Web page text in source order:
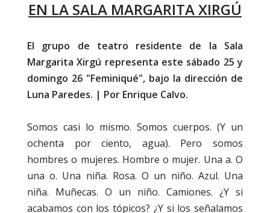
EN LA SALA MARGARITA XIRGÚ
El grupo de teatro residente de la Sala
Margarita Xirgú representa este sábado 25 y
domingo 26 "Feminiqué", bajo la dirección de
Luna Paredes. | Por Enrique Calvo.
Somos casi lo mismo. Somos cuerpos. (Y un
ochenta por ciento, agua). Pero somos
hombres o mujeres. Hombre o mujer. Una a. O
una o. Una niña. Rosa. O un niño. Azul. Una
niña. Muñecas. O un niño. Camiones. ¿Y si
acabamos con los tópicos? ¿Y si los señalamos